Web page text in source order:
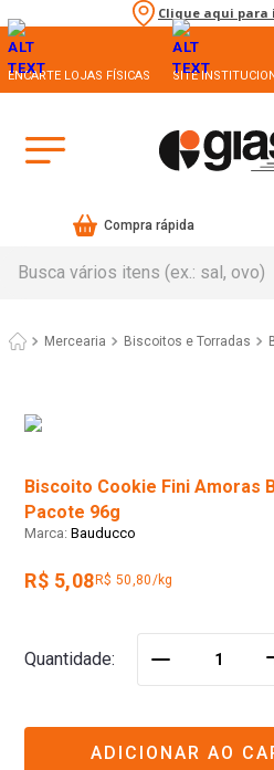
Clique aqui para
ENCARTE LOJAS FÍSICAS SITE
Compra rápida
Mercearia Biscoitos e Torradas
Biscoito Cookie Fini Amoras
Pacote 96g
Bauducco
R$ 5,08 R$ 50,80/kg
Quantidade
ADICIONAR AO